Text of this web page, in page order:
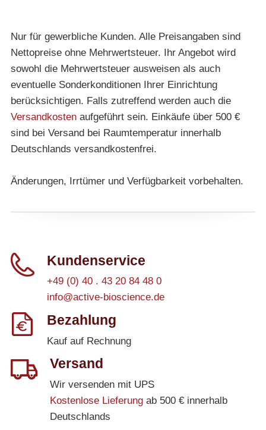
Nur für gewerbliche Kunden. Alle Preisangaben sind
Nettopreise ohne Mehrwertsteuer. Ihr Angebot wird
sowohl die Mehrwertsteuer ausweisen als auch
eventuelle Sonderkonditionen Ihrer Einrichtung
berücksichtigen. Falls zutreffend werden auch die
Versandkostenaufgeführt sein. Einkäufe über 500 €
sind bei Versand bei Raumtemperatur innerhalb
Deutschlands versandkostenfrei.
Änderungen, Irrtümer und Verfügbarkeit vorbehalten.
Kundenservice
+49 (0) 40 . 43 20 84 48 0
info@active-bioscience.de
Bezahlung
Kauf auf Rechnung
Versand
Wir versenden mit UPS
Kostenlose Lieferungab 500 € innerhalb
Deutschlands